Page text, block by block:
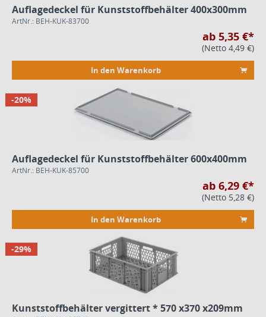
Auflagedeckel für Kunststoffbehälter 400x300mm
ArtNr.: BEH-KUK-83700
ab 5,35 €*
(Netto 4,49 €)
In den Warenkorb
-20%
Auflagedeckel für Kunststoffbehälter 600x400mm
ArtNr.: BEH-KUK-85700
ab 6,29 €*
(Netto 5,28 €)
In den Warenkorb
-29%
Kunststoffbehälter vergittert * 570 x370 x209mm